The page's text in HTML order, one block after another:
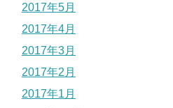
2017年5月
2017年4月
2017年3月
2017年2月
2017年1月